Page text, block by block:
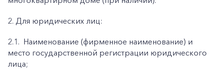
2. Для юридических лиц:
2.1. Наименование (фирменное наименование) и
место государственной регистрации юридического
лица;